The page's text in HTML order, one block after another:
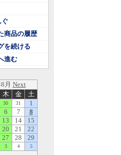
商品の履歴
を続ける
進む